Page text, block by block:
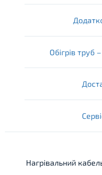
Обігрів труб
Нагрівальний